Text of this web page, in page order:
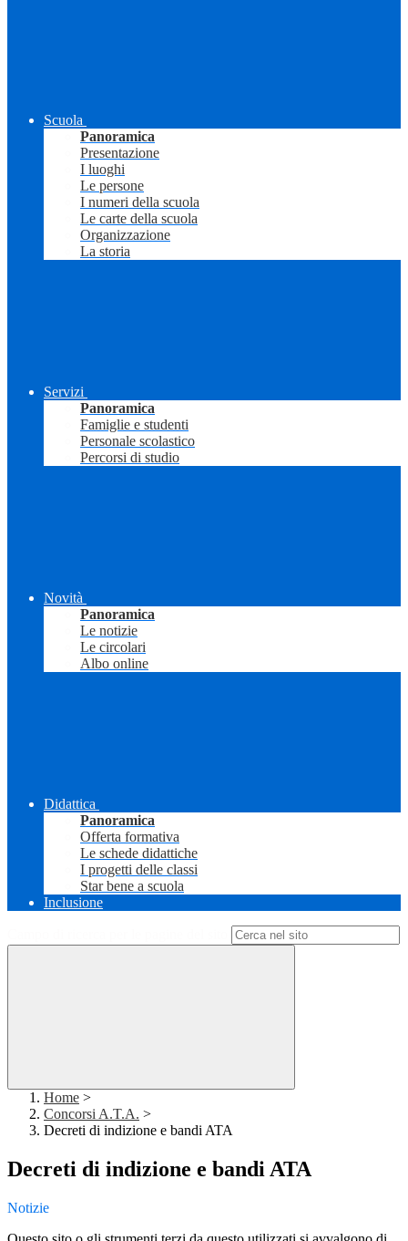
Scuola
Panoramica
Presentazione
I luoghi
Le persone
I numeri della scuola
Le carte della scuola
Organizzazione
La storia
Servizi
Panoramica
Famiglie e studenti
Personale scolastico
Percorsi di studio
Novità
Panoramica
Le notizie
Le circolari
Albo online
Didattica
Panoramica
Offerta formativa
Le schede didattiche
I progetti delle classi
Star bene a scuola
Inclusione
Home >
Concorsi A.T.A. >
Decreti di indizione e bandi ATA
Decreti di indizione e bandi ATA
Notizie